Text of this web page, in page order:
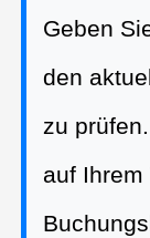
Geben
den
zu
auf